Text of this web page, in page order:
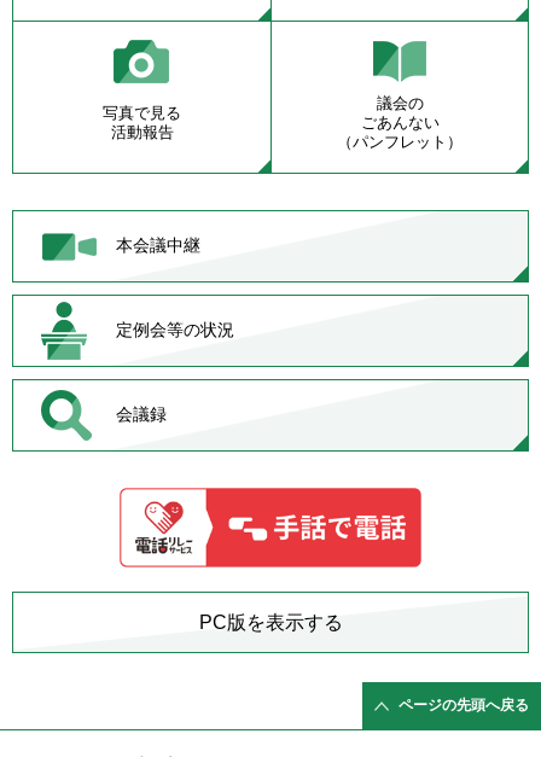
写真で見る
活動報告
議会の
ごあんない
（パンフレット）
本会議中継
定例会等の状況
会議録
PC版を表示する
ページの先頭へ戻る